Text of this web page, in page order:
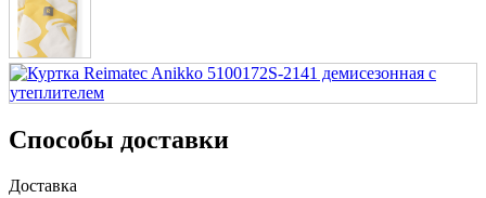
Способы доставки
Доставка